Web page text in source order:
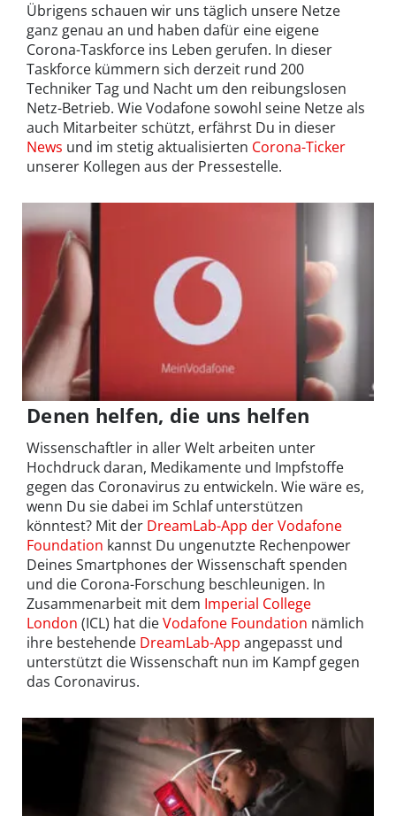
Übrigens schauen wir uns täglich unsere Netze
ganz genau an und haben dafür eine eigene
Corona-Taskforce ins Leben gerufen. In dieser
Taskforce kümmern sich derzeit rund 200
Techniker Tag und Nacht um den reibungslosen
Netz-Betrieb. Wie Vodafone sowohl seine Netze als
auch Mitarbeiter schützt, erfährst Du in dieser
News und im stetig aktualisierten Corona-Ticker
unserer Kollegen aus der Pressestelle.
Denen helfen, die uns helfen
Wissenschaftler in aller Welt arbeiten unter
Hochdruck daran, Medikamente und Impfstoffe
gegen das Coronavirus zu entwickeln. Wie wäre es,
wenn Du sie dabei im Schlaf unterstützen
könntest? Mit der DreamLab-App der Vodafone
Foundation kannst Du ungenutzte Rechenpower
Deines Smartphones der Wissenschaft spenden
und die Corona-Forschung beschleunigen. In
Zusammenarbeit mit dem Imperial College
London (ICL) hat dieVodafone Foundation nämlich
ihre bestehende DreamLab-App angepasst und
unterstützt die Wissenschaft nun im Kampf gegen
das Coronavirus.